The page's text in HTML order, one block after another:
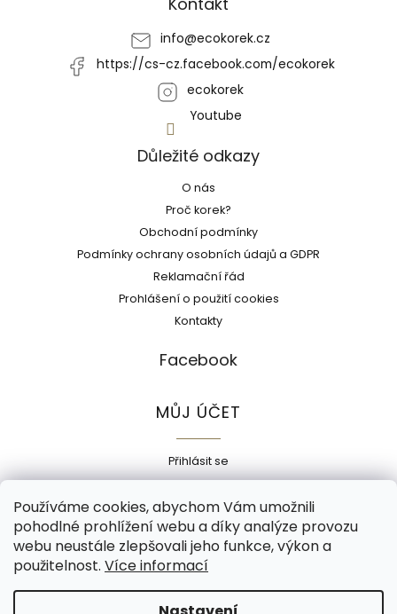
Používáme cookies, abychom Vám umožnili
pohodlné prohlížení webu a díky analýze provozu
webu neustále zlepšovali jeho funkce, výkon a
použitelnost. Více informací
info@ecokorek.cz
https://cs-cz.facebook.com/ecokorek
ecokorek
Youtube
Důležité odkazy
O nás
Proč korek?
Obchodní podmínky
Podmínky ochrany osobních údajů a GDPR
Reklamační řád
Prohlášení o použití cookies
Kontakty
Facebook
MŮJ ÚČET
Přihlásit se
Registrace
Historie objednávek
Adresy
Odhlásit se
Ecokorek. Všechna práva vyhrazena.